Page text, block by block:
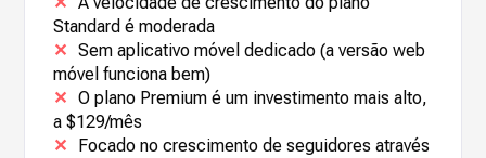
Standard é moderada
✕ Sem aplicativo móvel dedicado (a versão web
móvel funciona bem)
✕ O plano Premium é um investimento mais alto,
a $129/mês
✕
Focado no crescimento de seguidores através